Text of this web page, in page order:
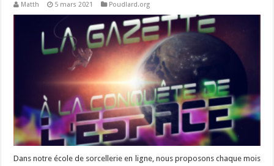
Matth 5 mars 2021 Poudlard.org
Dans notre école de sorcellerie en ligne, nous proposons chaque mois